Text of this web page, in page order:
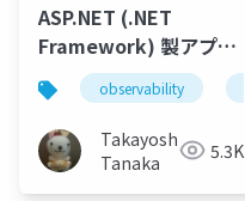
ASP.NET (.NET
Framework) 製アプリ
をリビルドせずに
OpenTelemetryで計
測しよう
observability
Takayoshi
Tanaka
5.3K